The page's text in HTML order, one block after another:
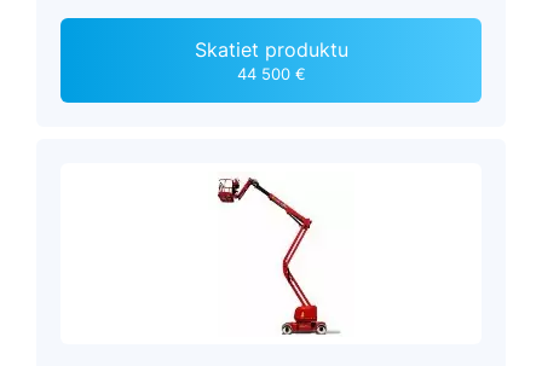
Skatiet produktu
44 500 €